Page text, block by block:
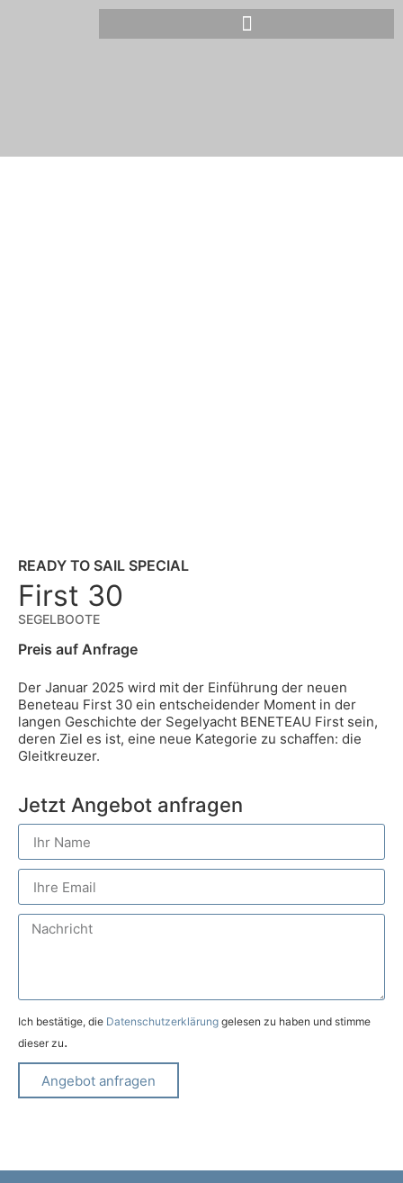
READY TO SAIL SPECIAL
First 30
SEGELBOOTE
Preis auf Anfrage
Der Januar 2025 wird mit der Einführung der neuen
Beneteau First 30 ein entscheidender Moment in der
langen Geschichte der Segelyacht BENETEAU First sein,
deren Ziel es ist, eine neue Kategorie zu schaffen: die
Gleitkreuzer.
Jetzt Angebot anfragen
Ich bestätige, die Datenschutzerklärung gelesen zu haben und stimme
dieser zu.
Angebot anfragen